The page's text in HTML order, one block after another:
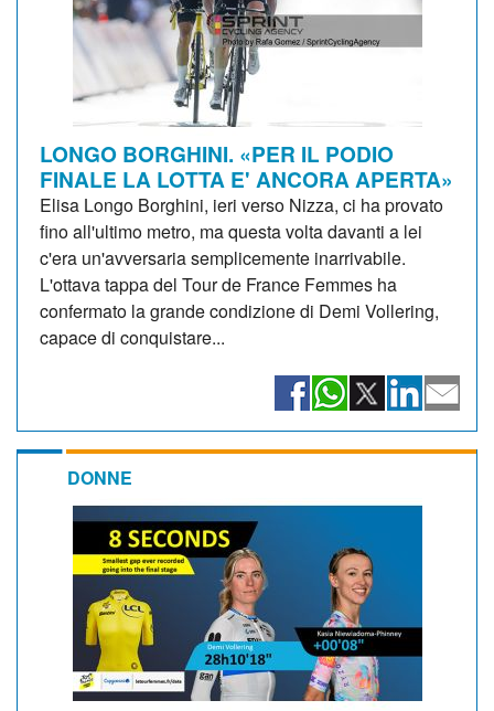
LONGO BORGHINI. «PER IL PODIO
FINALE LA LOTTA E' ANCORA APERTA»
Elisa Longo Borghini, ieri verso Nizza, ci ha provato
fino all'ultimo metro, ma questa volta davanti a lei
c'era un'avversaria semplicemente inarrivabile.
L'ottava tappa del Tour de France Femmes ha
confermato la grande condizione di Demi Vollering,
capace di conquistare...
DONNE